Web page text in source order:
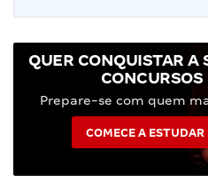
QUER CONQUISTAR A
Prepare-se com quem
COMECE A ESTUDAR